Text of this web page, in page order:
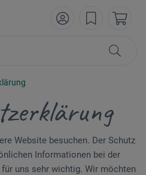
Website besuchen. Der Schutz
Informationen bei der
uns sehr wichtig. Wir möchten